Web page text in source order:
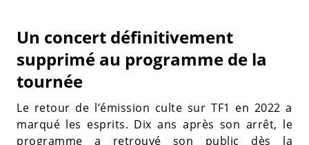
Un concert définitivement
supprimé au programme de la
tournée
Le retour de l’émission culte sur TF1 en 2022 a
marqué les esprits. Dix ans après son arrêt, le
programme a retrouvé son public dès la